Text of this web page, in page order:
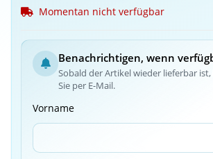
Momentan nicht verfügbar
Benachrichtigen, wenn
Sobald der Artikel wieder lieferbar
Sie per E-Mail.
Vorname